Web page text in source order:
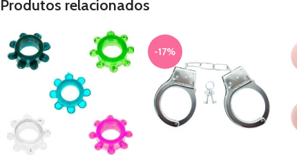
Produtos relacionados
-17%